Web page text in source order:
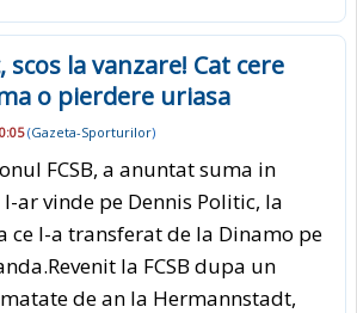
scos la vanzare! Cat cere
o pierdere uriasa
(Gazeta-Sporturilor)
FCSB, a anuntat suma in
ar vinde pe Dennis Politic, la
ce l-a transferat de la Dinamo pe
la FCSB dupa un
de an la Hermannstadt,